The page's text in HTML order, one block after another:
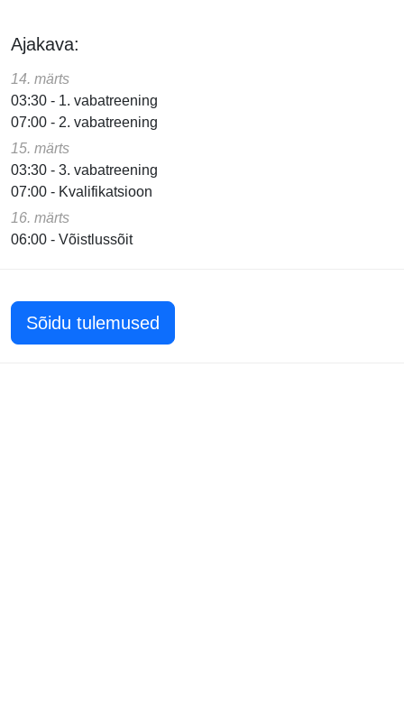
Ajakava:
14. märts
03:30 - 1. vabatreening
07:00 - 2. vabatreening
15. märts
03:30 - 3. vabatreening
07:00 - Kvalifikatsioon
16. märts
06:00 - Võistlussõit
Sõidu tulemused